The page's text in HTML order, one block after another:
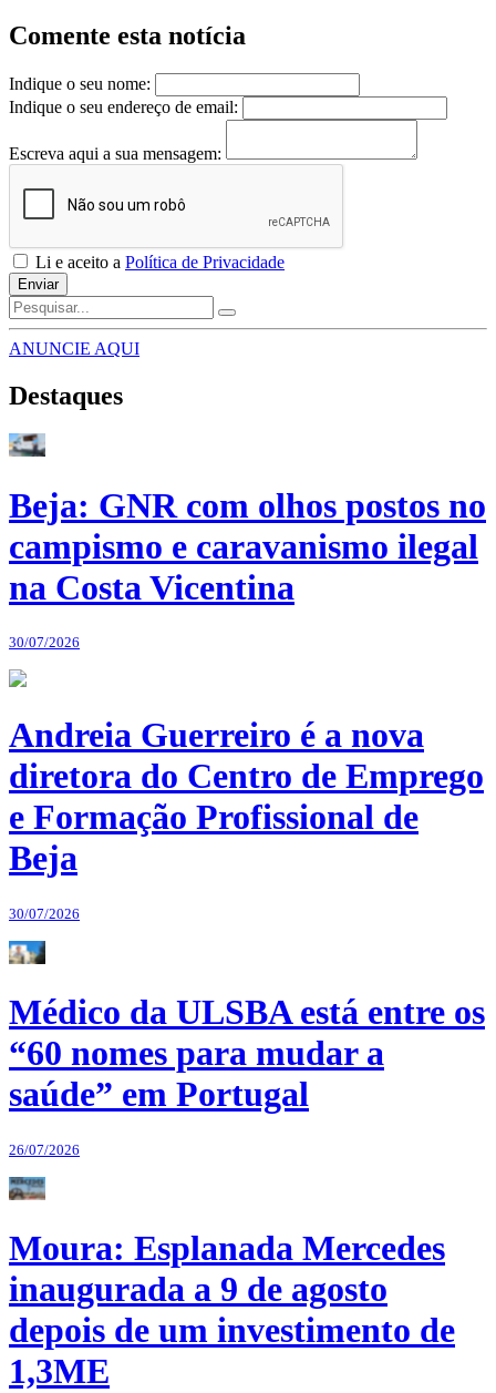
Comente esta notícia
Indique o seu nome:
Indique o seu endereço de email:
Escreva aqui a sua mensagem:
Li e aceito a Política de Privacidade
Enviar
ANUNCIE AQUI
Destaques
Beja: GNR com olhos postos no
campismo e caravanismo ilegal
na Costa Vicentina
30/07/2026
Andreia Guerreiro é a nova
diretora do Centro de Emprego
e Formação Profissional de
Beja
30/07/2026
Médico da ULSBA está entre os
“60 nomes para mudar a
saúde” em Portugal
26/07/2026
Moura: Esplanada Mercedes
inaugurada a 9 de agosto
depois de um investimento de
1,3ME